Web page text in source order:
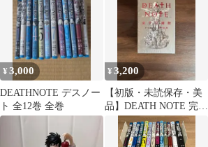
¥3,000
DEATHNOTE デスノー
ト 全12巻 全巻
¥3,200
【初版・未読保存・美
品】DEATH NOTE 完全
収録版 デスノート